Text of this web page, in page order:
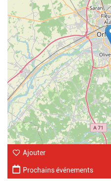
Ajouter
Prochains événements